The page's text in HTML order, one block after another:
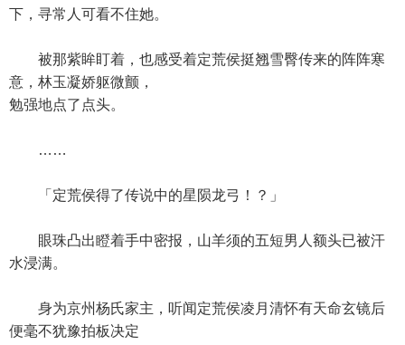
下，寻常人可看不住她。
被那紫眸盯着，也感受着定荒侯挺翘雪臀传来的阵阵寒
意，林玉凝娇躯微颤，
勉强地点了点头。
……
「定荒侯得了传说中的星陨龙弓！？」
眼珠凸出瞪着手中密报，山羊须的五短男人额头已被汗
水浸满。
身为京州杨氏家主，听闻定荒侯凌月清怀有天命玄镜后
便毫不犹豫拍板决定